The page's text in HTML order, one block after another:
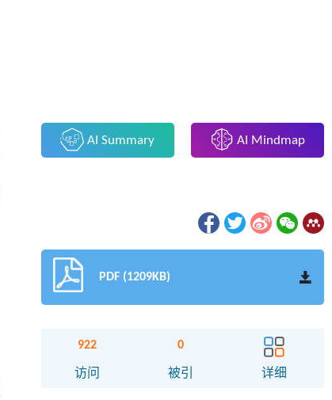
AI Summary AI Mindmap
PDF (1209KB)
922
访问
0
被引 详细